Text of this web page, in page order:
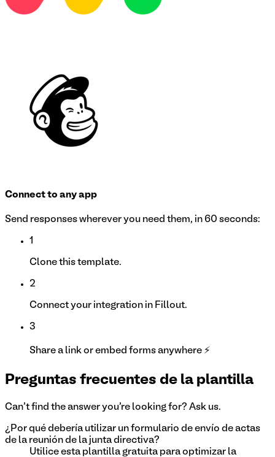
Connect to any app
Send responses wherever you need them, in 60 seconds:
1
Clone this template.
2
Connect your integration in Fillout.
3
Share a link or embed forms anywhere ⚡
Preguntas frecuentes de la plantilla
Can't find the answer you're looking for? Ask us.
¿Por qué debería utilizar un formulario de envío de actas
de la reunión de la junta directiva?
Utilice esta plantilla gratuita para optimizar la